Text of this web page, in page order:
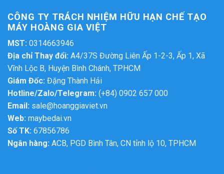
CÔNG TY TRÁCH NHIỆM HỮU HẠN CHẾ TẠO
MÁY HOÀNG GIA VIỆT
MST: 0314663946
Địa chỉ Thay đổi: A4/37S Đường Liên Ấp 1-2-3, Ấp 1, Xã
Vĩnh Lộc B, Huyện Bình Chánh, TPHCM
Giám Đốc: Đặng Thành Hải
Hotline/Zalo/Telegram: (+84) 0902 657 000
Email: sale@hoanggiaviet.vn
Web: maybedai.vn
Số TK: 67856786
Ngân hàng: ACB, PGD Bình Tân, CN tỉnh lộ 10, TPHCM